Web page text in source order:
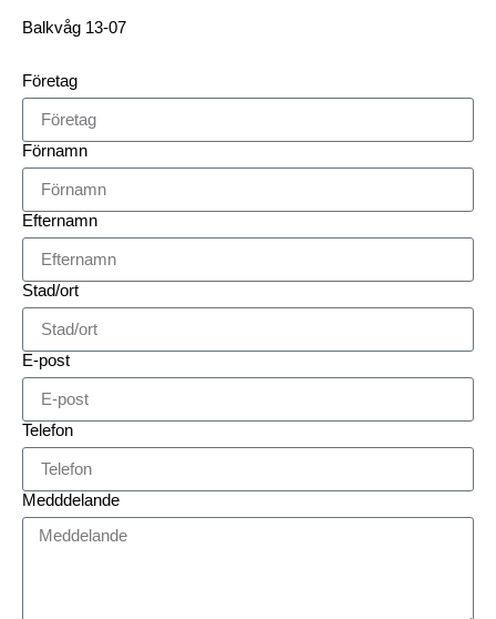
Balkvåg 13-07
Företag
Förnamn
Efternamn
Stad/ort
E-post
Telefon
Medddelande